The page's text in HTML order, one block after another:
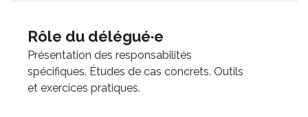
Rôle du délégué·e
Présentation des responsabilités
spécifiques. Études de cas concrets. Outils
et exercices pratiques.